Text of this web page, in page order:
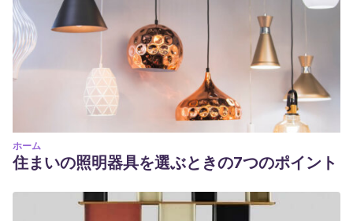
ホーム
住まいの照明器具を選ぶときの7つのポイント